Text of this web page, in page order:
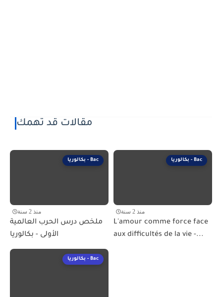
مقالات قد تهمك
بكالوريا - Bac
منذ 2 سنة
ملخص درس الحرب العالمية
الأولى - بكالوريا
بكالوريا - Bac
منذ 2 سنة
L'amour comme force face
aux difficultés de la vie -...
بكالوريا - Bac